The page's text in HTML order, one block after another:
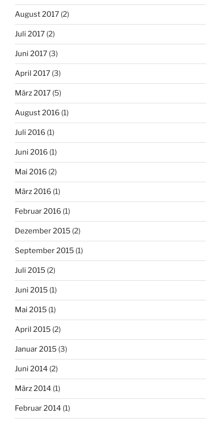
August 2017 (2)
Juli 2017 (2)
Juni 2017 (3)
April 2017 (3)
März 2017 (5)
August 2016 (1)
Juli 2016 (1)
Juni 2016 (1)
Mai 2016 (2)
März 2016 (1)
Februar 2016 (1)
Dezember 2015 (2)
September 2015 (1)
Juli 2015 (2)
Juni 2015 (1)
Mai 2015 (1)
April 2015 (2)
Januar 2015 (3)
Juni 2014 (2)
März 2014 (1)
Februar 2014 (1)